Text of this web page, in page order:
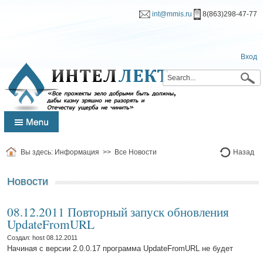
int@mmis.ru 8(863)298-47-77
Вход
Вы здесь: Информация >> Все Новости Назад
Новости
08.12.2011 Повторный запуск обновления
UpdateFromURL
Создал: host 08.12.2011
Начиная с версии 2.0.0.17 программа UpdateFromURL не будет